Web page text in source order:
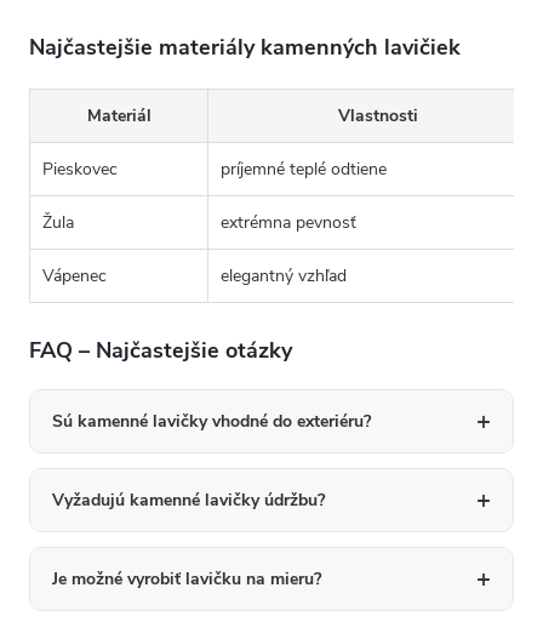
Najčastejšie materiály kamenných lavičiek
Materiál Vlastnosti
Pieskovec príjemné teplé odtiene
Žula extrémna pevnosť
Vápenec elegantný vzhľad
FAQ – Najčastejšie otázky
Sú kamenné lavičky vhodné do exteriéru?
Vyžadujú kamenné lavičky údržbu?
Je možné vyrobiť lavičku na mieru?